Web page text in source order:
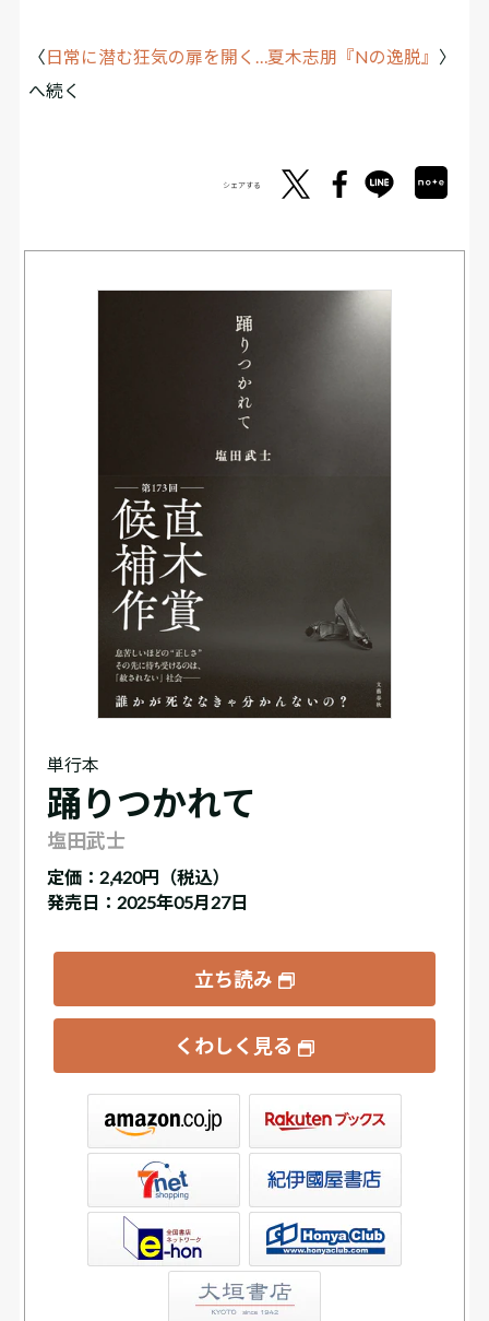
〈日常に潜む狂気の扉を開く…夏木志朋『Nの逸脱』 〉
へ続く
シェアする
単行本
踊りつかれて
塩田武士
定価： 2,420円（税込）
発売日：2025年05月27日
立ち読み
くわしく見る
書店ウェブストア